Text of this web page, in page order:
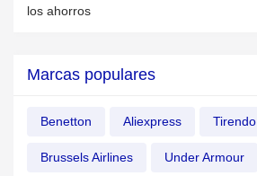
los ahorros
Marcas populares
Benetton Aliexpress Tirendo
Brussels Airlines Under Armour